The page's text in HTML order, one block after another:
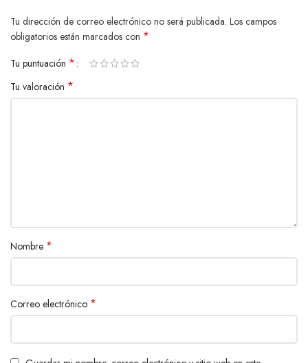
Tu dirección de correo electrónico no será publicada. Los campos
obligatorios están marcados con *
Tu puntuación *
Tu valoración *
Nombre *
Correo electrónico *